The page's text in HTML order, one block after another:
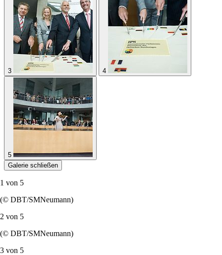
3 4
5
Galerie schließen
1 von 5
(© DBT/SMNeumann)
2 von 5
(© DBT/SMNeumann)
3 von 5